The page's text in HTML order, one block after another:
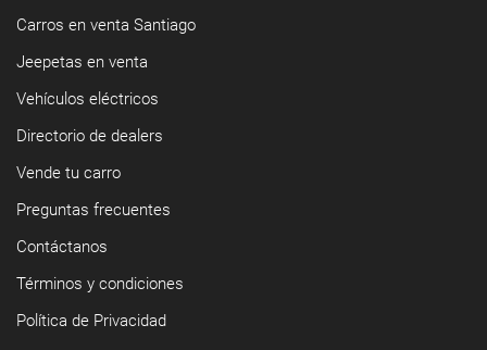
Carros en venta Santiago
Jeepetas en venta
Vehículos eléctricos
Directorio de dealers
Vende tu carro
Preguntas frecuentes
Contáctanos
Términos y condiciones
Política de Privacidad